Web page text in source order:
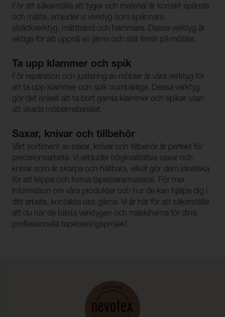
För att säkerställa att tyger och material är korrekt spända
och mätta, erbjuder vi verktyg som spännare,
sträckverktyg, måttband och hammare. Dessa verktyg är
viktiga för att uppnå en jämn och slät finish på möbler.
Ta upp klammer och spik
För reparation och justering av möbler är våra verktyg för
att ta upp klammer och spik oumbärliga. Dessa verktyg
gör det enkelt att ta bort gamla klammer och spikar utan
att skada möbelmaterialet.
Saxar, knivar och tillbehör
Vårt sortiment av saxar, knivar och tillbehör är perfekt för
precisionsarbete. Vi erbjuder högkvalitativa saxar och
knivar som är skarpa och hållbara, vilket gör dem idealiska
för att klippa och forma tapetserarmaterial. För mer
information om våra produkter och hur de kan hjälpa dig i
ditt arbete, kontakta oss gärna. Vi är här för att säkerställa
att du har de bästa verktygen och maskinerna för dina
professionella tapetseringsprojekt.